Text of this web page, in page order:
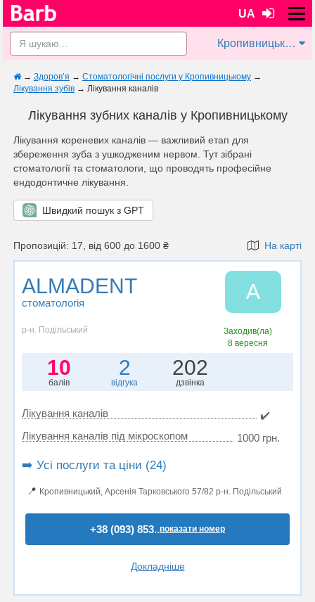
UA
Кропивницький
→ Здоров’я → Стоматологічні послуги у Кропивницькому →
Лікування зубів → Лікування каналів
Лікування зубних каналів у Кропивницькому
Лікування кореневих каналів — важливий етап для
збереження зуба з ушкодженим нервом. Тут зібрані
стоматології та стоматологи, що проводять професійне
ендодонтичне лікування.
Швидкий пошук з GPT
Пропозицій: 17, від 600 до 1600 ₴ На карті
ALMADENT
стоматологія A
р-н. Подільський
Заходив(ла)
8 вересня
10
балів
2
відгука
202
дзвінка
Лікування каналів
✔️
Лікування каналів під мікроскопом
1000 грн.
➡️ Усі послуги та ціни (24)
📍 Кропивницький, Арсенія Тарковського 57/82 р-н. Подільський
+38 (093) 853..показати номер
Докладніше